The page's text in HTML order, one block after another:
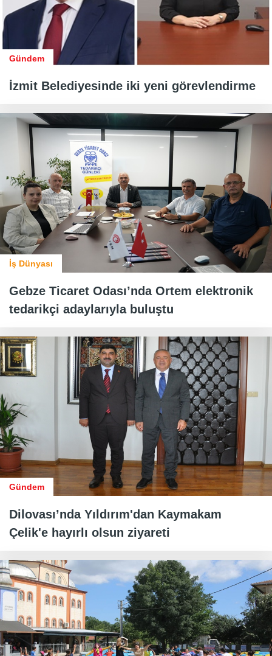
Gündem
İzmit Belediyesinde iki yeni görevlendirme
İş Dünyası
Gebze Ticaret Odası’nda Ortem elektronik
tedarikçi adaylarıyla buluştu
Gündem
Dilovası’nda Yıldırım'dan Kaymakam
Çelik'e hayırlı olsun ziyareti